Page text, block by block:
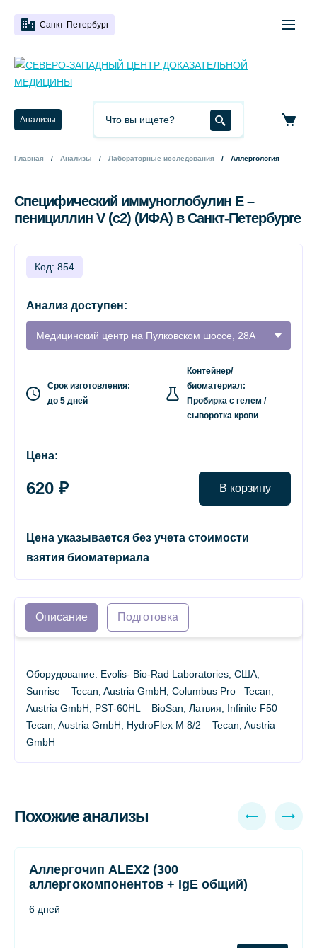
Санкт-Петербург
Анализы
Главная Анализы Лабораторные исследования Аллергология
Специфический иммуноглобулин Е –
пенициллин V (c2) (ИФА) в Санкт-Петербурге
Код: 854
Анализ доступен:
Медицинский центр на Пулковском шоссе, 28А
Срок изготовления:
до 5 дней
Контейнер/
биоматериал:
Пробирка с гелем /
сыворотка крови
Цена:
620 ₽ В корзину
Цена указывается без учета стоимости
взятия биоматериала
Описание Подготовка
Оборудование: Evolis- Bio-Rad Laboratories, США;
Sunrise – Tecan, Austria GmbH; Columbus Pro –Tecan,
Austria GmbH; PST-60HL – BioSan, Латвия; Infinite F50 –
Tecan, Austria GmbH; HydroFlex М 8/2 – Tecan, Austria
GmbH
Похожие анализы
Аллергочип ALEX2 (300
аллергокомпонентов + IgE общий)
6 дней